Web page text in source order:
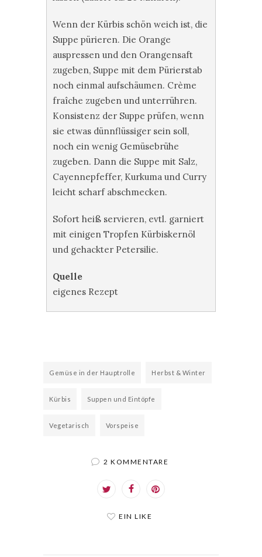
Wenn der Kürbis schön weich ist, die
Suppe pürieren. Die Orange
auspressen und den Orangensaft
zugeben, Suppe mit dem Pürierstab
noch einmal aufschäumen. Crème
fraîche zugeben und unterrühren.
Konsistenz der Suppe prüfen, wenn
sie etwas dünnflüssiger sein soll,
noch ein wenig Gemüsebrühe
zugeben. Dann die Suppe mit Salz,
Cayennepfeffer, Kurkuma und Curry
leicht scharf abschmecken.
Sofort heiß servieren, evtl. garniert
mit einigen Tropfen Kürbiskernöl
und gehackter Petersilie.
Quelle
eigenes Rezept
Gemüse in der Hauptrolle Herbst & Winter
Kürbis Suppen und Eintöpfe
Vegetarisch Vorspeise
2 KOMMENTARE
EIN LIKE